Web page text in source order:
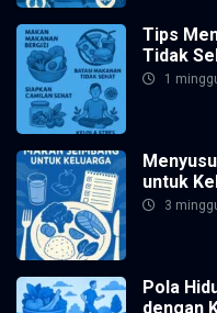
Tips
Tidak
1
untuk
3
Pola
dengan